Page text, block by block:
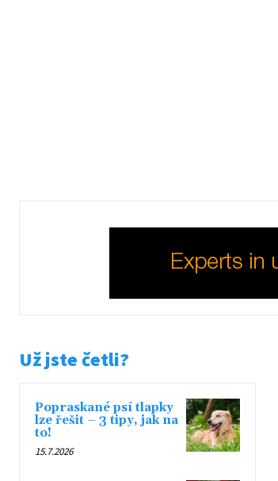
Už jste četli?
Popraskané psí tlapky
lze řešit – 3 tipy, jak na
to!
15.7.2026